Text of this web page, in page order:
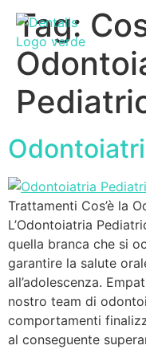
Tag:
Trattamenti Cos’è la
L’Odontoiatria
quella branca che si
garantire la salute
all’adolescenza.
nostro team di
comportamenti
al conseguente